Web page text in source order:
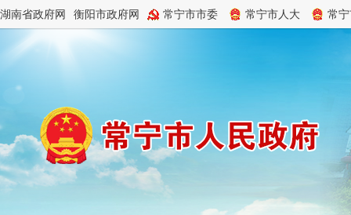
湖南省政府网 衡阳市政府网 常宁市市委 常宁市人大 常